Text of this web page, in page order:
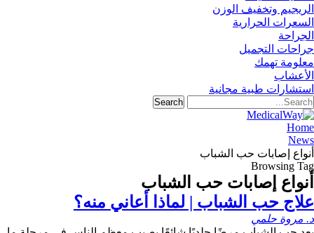
الريجيم وتخفيف الوزن
السعرات الحرارية
الجراحة
جراحات التجميل
معلومة تهمك
الأعشاب
استشارات طبية مجانية
Home
News
أنواع إصابات حب الشباب
Browsing Tag
أنواع إصابات حب الشباب
علاج حب الشباب | لماذا أعاني منه؟
د. مروة حلمي